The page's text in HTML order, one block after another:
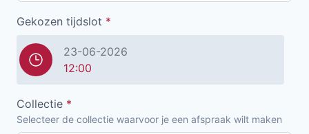
Gekozen tijdslot *
23-06-2026
12:00
Collectie *
Selecteer de collectie waarvoor je een afspraak wilt maken